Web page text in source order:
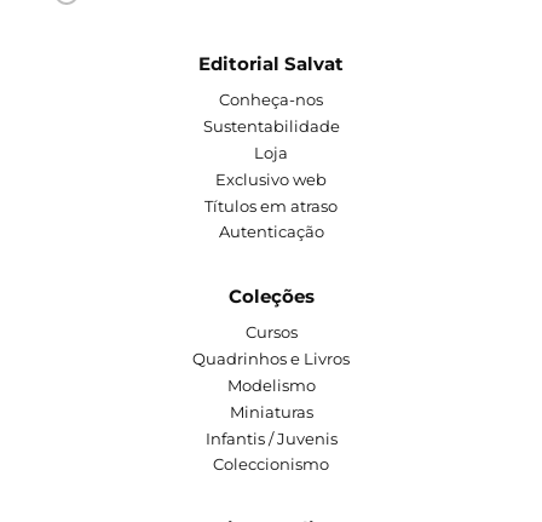
Editorial Salvat
Conheça-nos
Sustentabilidade
Loja
Exclusivo web
Títulos em atraso
Autenticação
Coleções
Cursos
Quadrinhos e Livros
Modelismo
Miniaturas
Infantis / Juvenis
Coleccionismo